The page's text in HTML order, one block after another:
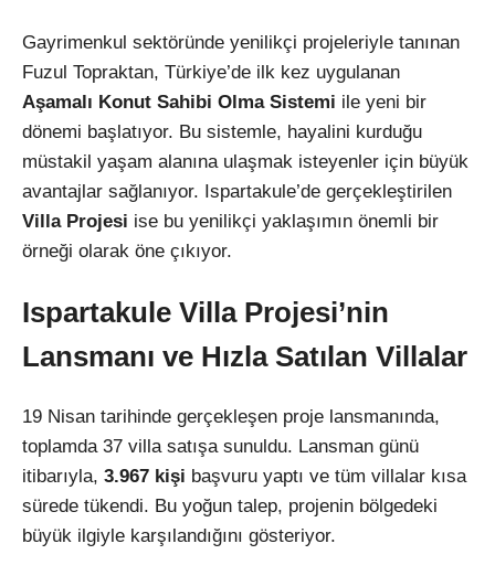
Gayrimenkul sektöründe yenilikçi projeleriyle tanınan
Fuzul Topraktan, Türkiye’de ilk kez uygulanan
Aşamalı Konut Sahibi Olma Sistemi ile yeni bir
dönemi başlatıyor. Bu sistemle, hayalini kurduğu
müstakil yaşam alanına ulaşmak isteyenler için büyük
avantajlar sağlanıyor. Ispartakule’de gerçekleştirilen
Villa Projesi ise bu yenilikçi yaklaşımın önemli bir
örneği olarak öne çıkıyor.
Ispartakule Villa Projesi’nin
Lansmanı ve Hızla Satılan Villalar
19 Nisan tarihinde gerçekleşen proje lansmanında,
toplamda 37 villa satışa sunuldu. Lansman günü
itibarıyla, 3.967 kişi başvuru yaptı ve tüm villalar kısa
sürede tükendi. Bu yoğun talep, projenin bölgedeki
büyük ilgiyle karşılandığını gösteriyor.